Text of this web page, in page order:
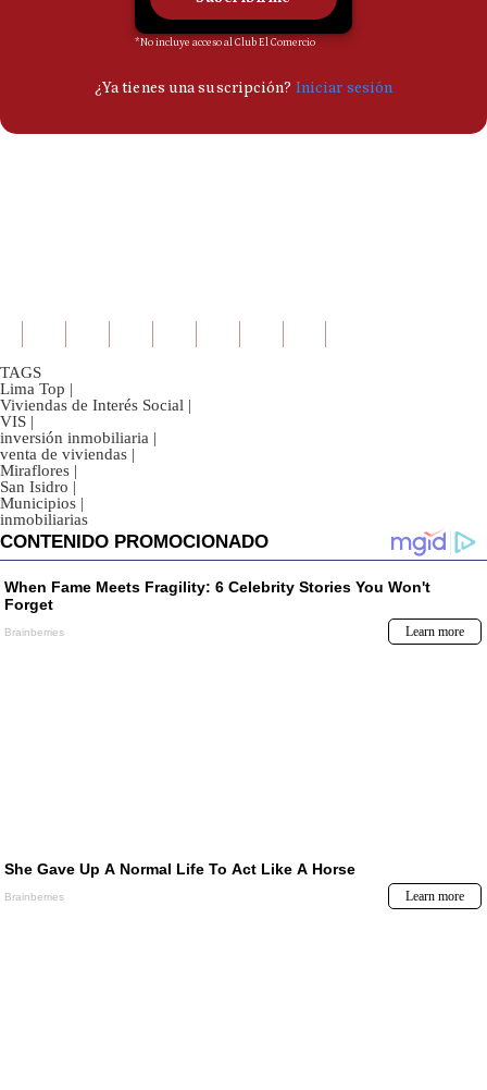
TAGS
Lima Top |
Viviendas de Interés Social |
VIS |
inversión inmobiliaria |
venta de viviendas |
Miraflores |
San Isidro |
Municipios |
inmobiliarias